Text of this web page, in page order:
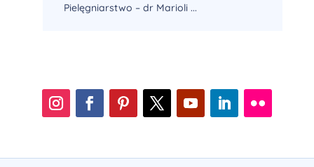
Pielęgniarstwo – dr Marioli ...